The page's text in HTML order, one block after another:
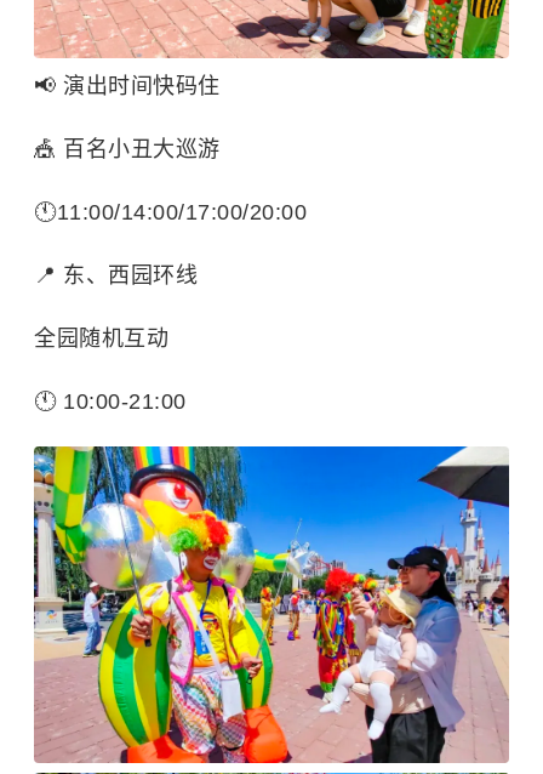
📢 演出时间快码住
🎪 百名小丑大巡游
🕚11:00/14:00/17:00/20:00
📍 东、西园环线
全园随机互动
🕚 10:00-21:00